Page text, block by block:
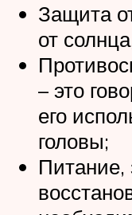
Защита
от
– это
его
головы;
Питание,